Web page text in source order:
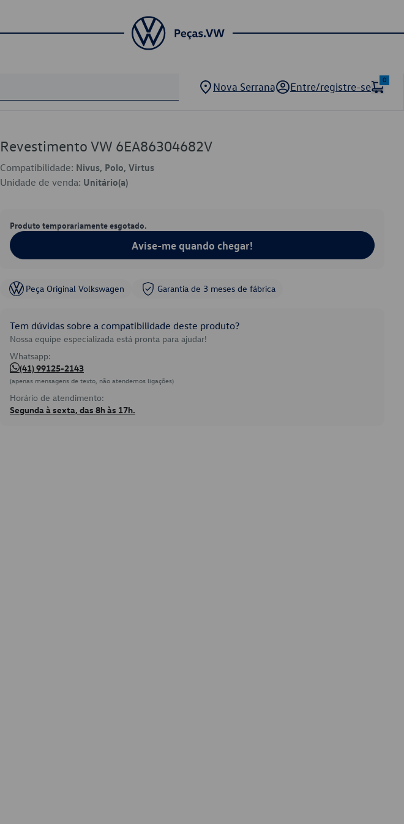
Nova Serrana Entre/registre-se
0
Revestimento VW 6EA86304682V
Compatibilidade: Nivus, Polo, Virtus
Unidade de venda: Unitário(a)
Produto temporariamente esgotado.
Avise-me quando chegar!
Peça Original Volkswagen Garantia de 3 meses de fábrica
Tem dúvidas sobre a compatibilidade deste produto?
Nossa equipe especializada está pronta para ajudar!
Whatsapp:
(41) 99125-2143
(apenas mensagens de texto, não atendemos ligações)
Horário de atendimento:
Segunda à sexta, das 8h às 17h.